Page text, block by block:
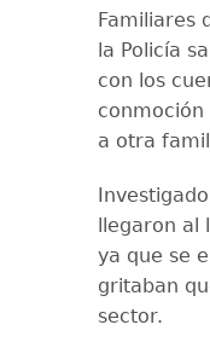
Familiares
la Policía
con los
a otra
llegaron al
ya que se
gritaban
sector.